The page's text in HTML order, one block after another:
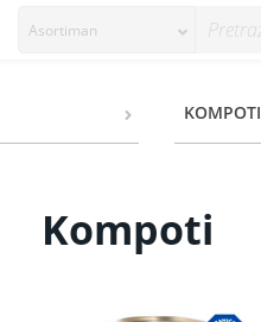
Asortiman
KOMPOTI
Kompoti